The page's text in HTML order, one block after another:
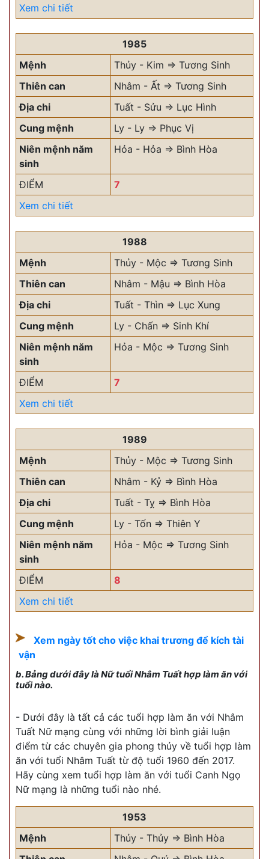
Xem chi tiết
1985
Mệnh
Thủy - Kim => Tương Sinh
Thiên can
Nhâm - Ất => Tương Sinh
Địa chi
Tuất - Sửu => Lục Hình
Cung mệnh
Ly - Ly => Phục Vị
Niên mệnh năm
sinh
Hỏa - Hỏa => Bình Hòa
ĐIỂM
7
Xem chi tiết
1988
Mệnh
Thủy - Mộc => Tương Sinh
Thiên can
Nhâm - Mậu => Bình Hòa
Địa chi
Tuất - Thìn => Lục Xung
Cung mệnh
Ly - Chấn => Sinh Khí
Niên mệnh năm
sinh
Hỏa - Mộc => Tương Sinh
ĐIỂM
7
Xem chi tiết
1989
Mệnh
Thủy - Mộc => Tương Sinh
Thiên can
Nhâm - Kỷ => Bình Hòa
Địa chi
Tuất - Tỵ => Bình Hòa
Cung mệnh
Ly - Tốn => Thiên Y
Niên mệnh năm
sinh
Hỏa - Mộc => Tương Sinh
ĐIỂM
8
Xem chi tiết
Xem ngày tốt cho việc khai trương để kích tài
vận
b. Bảng dưới đây là Nữ tuổi Nhâm Tuất hợp làm ăn với
tuổi nào.
- Dưới đây là tất cả các tuổi hợp làm ăn với Nhâm
Tuất Nữ mạng cùng với những lời bình giải luận
điểm từ các chuyên gia phong thủy về tuổi hợp làm
ăn với tuổi Nhâm Tuất từ độ tuổi 1960 đến 2017.
Hãy cùng xem tuổi hợp làm ăn với tuổi Canh Ngọ
Nữ mạng là những tuổi nào nhé.
1953
Mệnh
Thủy - Thủy => Bình Hòa